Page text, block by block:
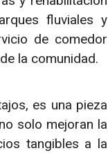
fluviales y
de comedor
la comunidad.
es una pieza
solo mejoran la
tangibles a la